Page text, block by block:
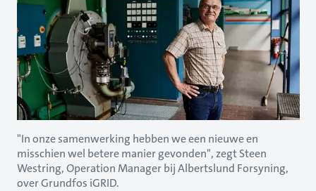
"In onze samenwerking hebben we een nieuwe en
misschien wel betere manier gevonden", zegt Steen
Westring, Operation Manager bij Albertslund Forsyning,
over Grundfos iGRID.